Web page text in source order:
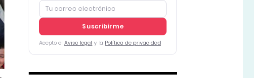
Suscribirme
Acepto el Aviso legal y la Política de privacidad